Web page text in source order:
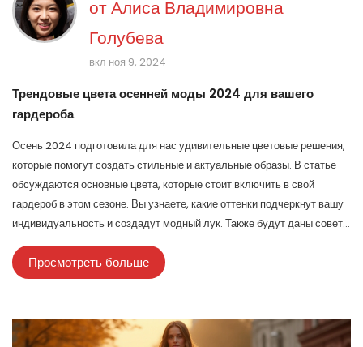
отАлиса Владимировна
Голубева
вкл ноя 9, 2024
Трендовые цвета осенней моды 2024 для вашего
гардероба
Осень 2024 подготовила для нас удивительные цветовые решения,
которые помогут создать стильные и актуальные образы. В статье
обсуждаются основные цвета, которые стоит включить в свой
гардероб в этом сезоне. Вы узнаете, какие оттенки подчеркнут вашу
индивидуальность и создадут модный лук. Также будут даны советы
по комбинированию трендовых цветов для достижения гармонии в
образах.
Просмотреть больше